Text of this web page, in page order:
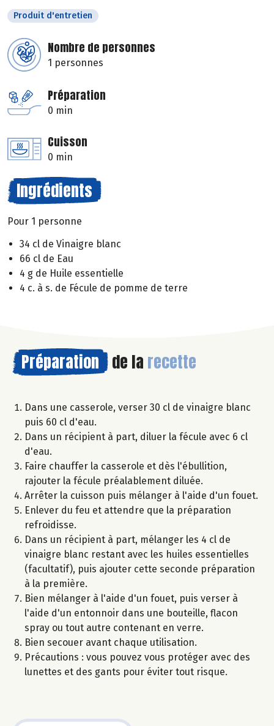
Produit d'entretien
Nombre de personnes
1 personnes
Préparation
0 min
Cuisson
0 min
Ingrédients
Pour 1 personne
34 cl de Vinaigre blanc
66 cl de Eau
4 g de Huile essentielle
4 c. à s. de Fécule de pomme de terre
Préparation de la recette
Dans une casserole, verser 30 cl de vinaigre blanc
puis 60 cl d'eau.
Dans un récipient à part, diluer la fécule avec 6 cl
d'eau.
Faire chauffer la casserole et dès l'ébullition,
rajouter la fécule préalablement diluée.
Arrêter la cuisson puis mélanger à l'aide d'un fouet.
Enlever du feu et attendre que la préparation
refroidisse.
Dans un récipient à part, mélanger les 4 cl de
vinaigre blanc restant avec les huiles essentielles
(facultatif), puis ajouter cette seconde préparation
à la première.
Bien mélanger à l'aide d'un fouet, puis verser à
l'aide d'un entonnoir dans une bouteille, flacon
spray ou tout autre contenant en verre.
Bien secouer avant chaque utilisation.
Précautions : vous pouvez vous protéger avec des
lunettes et des gants pour éviter tout risque.